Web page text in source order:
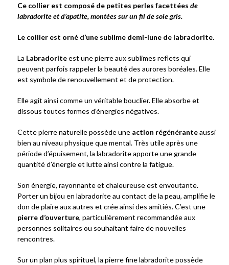
Ce collier est composé de petites perles facettées de
labradorite et d’apatite, montées sur un fil de soie gris.
Le collier est orné d’une sublime demi-lune de labradorite.
La Labradoriteest une pierre aux sublimes reflets qui
peuvent parfois rappeler la beauté des aurores boréales. Elle
est symbole de renouvellement et de protection.
Elle agit ainsi comme un véritable bouclier. Elle absorbe et
dissous toutes formes d’énergies négatives.
Cette pierre naturelle possède une action régénéranteaussi
bien au niveau physique que mental. Très utile après une
période d’épuisement, la labradorite apporte une grande
quantité d’énergie et lutte ainsi contre la fatigue.
Son énergie, rayonnante et chaleureuse est envoutante.
Porter un bijou en labradorite au contact de la peau, amplifie le
don de plaire aux autres et crée ainsi des amitiés. C’est une
pierre d’ouverture, particulièrement recommandée aux
personnes solitaires ou souhaitant faire de nouvelles
rencontres.
Sur un plan plus spirituel, la pierre fine labradorite possède